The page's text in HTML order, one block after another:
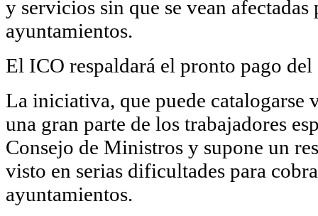
y servicios sin que se vean
ayuntamientos.
El ICO respaldará el pronto pago
La iniciativa, que puede catalogarse
una gran parte de los trabajadores
Consejo de Ministros y supone un
visto en serias dificultades para
ayuntamientos.